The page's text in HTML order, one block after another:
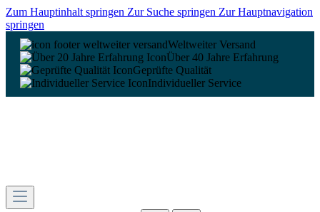
Zum Hauptinhalt springen Zur Suche springen Zur Hauptnavigation
springen
Weltweiter Versand
Über 40 Jahre Erfahrung
Geprüfte Qualität
Individueller Service